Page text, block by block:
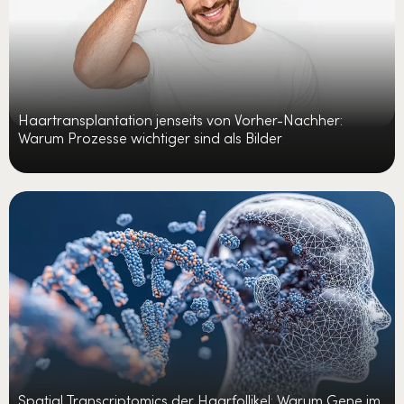
Haartransplantation jenseits von Vorher-Nachher:
Warum Prozesse wichtiger sind als Bilder
Spatial Transcriptomics der Haarfollikel: Warum Gene im